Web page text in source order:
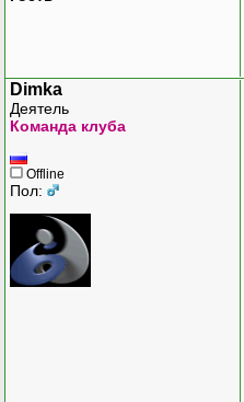
Dimka
Деятель
Команда клуба
Offline
Пол: